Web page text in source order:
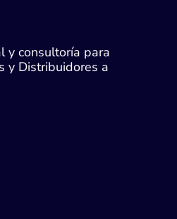
y consultoría para
y Distribuidores a